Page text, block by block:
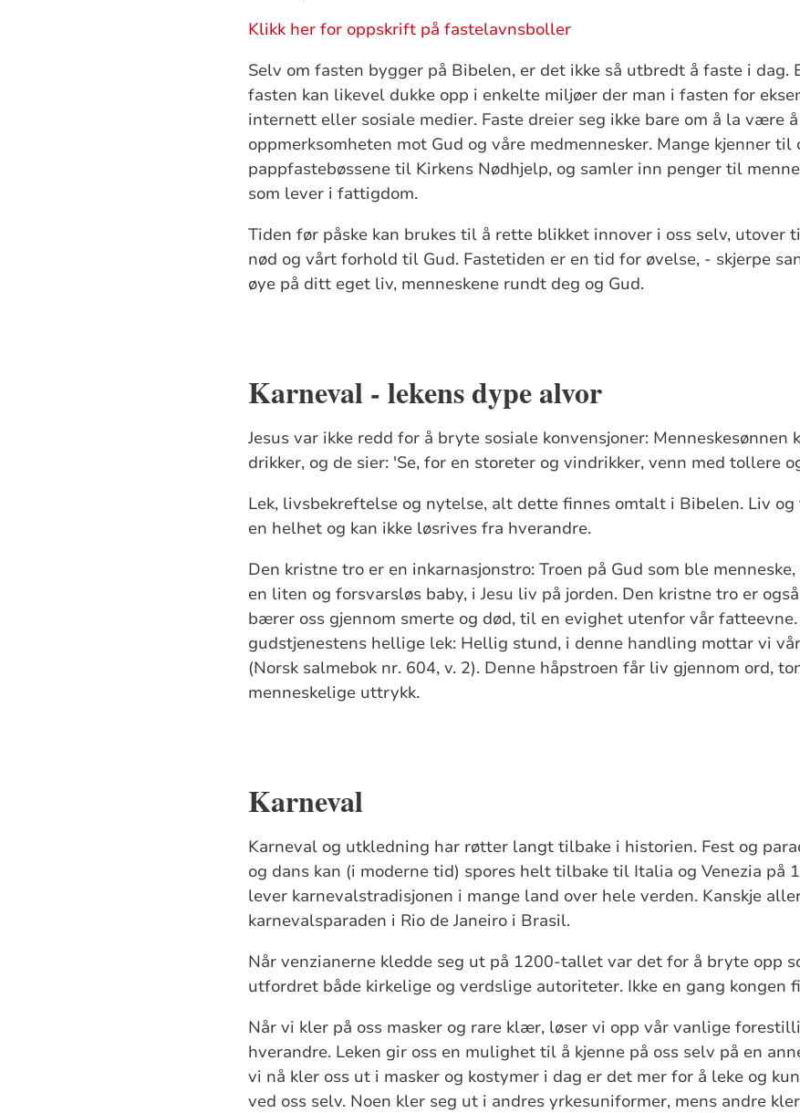
Klikk her for oppskrift på fastelavnsboller
Selv om fasten bygger på Bibelen, er det ikke så utbredt å faste i dag.
fasten kan likevel dukke opp i enkelte miljøer der man i fasten for
internett eller sosiale medier. Faste dreier seg ikke bare om å la være
oppmerksomheten mot Gud og våre medmennesker. Mange kjenner
pappfastebøssene til Kirkens Nødhjelp, og samler inn penger til
som lever i fattigdom.
Tiden før påske kan brukes til å rette blikket innover i oss selv, utover
nød og vårt forhold til Gud. Fastetiden er en tid for øvelse, - skjerpe
øye på ditt eget liv, menneskene rundt deg og Gud.
Karneval - lekens dype alvor
Jesus var ikke redd for å bryte sosiale konvensjoner: Menneskesønnen
drikker, og de sier: 'Se, for en storeter og vindrikker, venn med tollere
Lek, livsbekreftelse og nytelse, alt dette finnes omtalt i Bibelen. Liv og
en helhet og kan ikke løsrives fra hverandre.
Den kristne tro er en inkarnasjonstro: Troen på Gud som ble
en liten og forsvarsløs baby, i Jesu liv på jorden. Den kristne tro er
bærer oss gjennom smerte og død, til en evighet utenfor vår
gudstjenestens hellige lek: Hellig stund, i denne handling mottar vi
(Norsk salmebok nr. 604, v. 2). Denne håpstroen får liv gjennom ord,
menneskelige uttrykk.
Karneval
Karneval og utkledning har røtter langt tilbake i historien. Fest og
og dans kan (i moderne tid) spores helt tilbake til Italia og Venezia på
lever karnevalstradisjonen i mange land over hele verden. Kanskje
karnevalsparaden i Rio de Janeiro i Brasil.
Når venzianerne kledde seg ut på 1200-tallet var det for å bryte opp
utfordret både kirkelige og verdslige autoriteter. Ikke en gang kongen
Når vi kler på oss masker og rare klær, løser vi opp vår vanlige
hverandre. Leken gir oss en mulighet til å kjenne på oss selv på en
vi nå kler oss ut i masker og kostymer i dag er det mer for å leke og
ved oss selv. Noen kler seg ut i andres yrkesuniformer, mens andre